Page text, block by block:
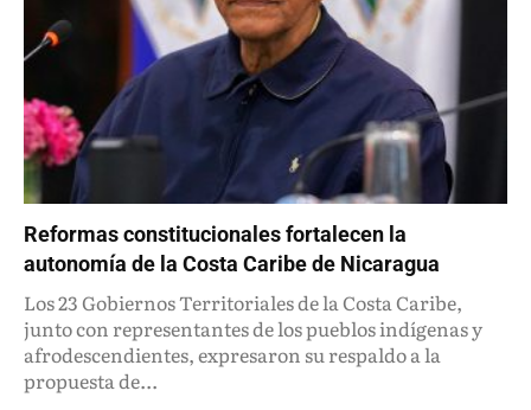
Reformas constitucionales fortalecen la
autonomía de la Costa Caribe de Nicaragua
Los 23 Gobiernos Territoriales de la Costa Caribe,
junto con representantes de los pueblos indígenas y
afrodescendientes, expresaron su respaldo a la
propuesta de...